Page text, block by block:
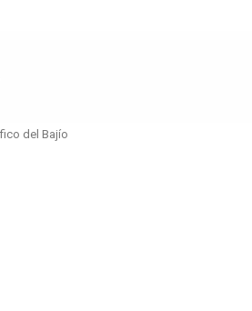
del Bajío